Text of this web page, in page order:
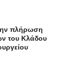
πλήρωση
του Κλάδου